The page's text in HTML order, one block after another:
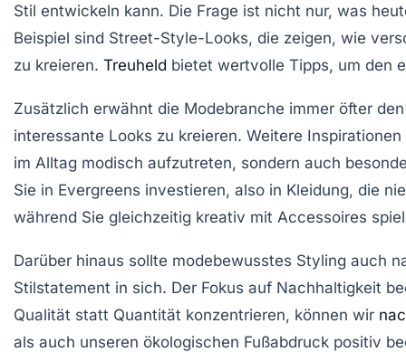
Stil entwickeln kann. Die Frage ist nicht nur, was
Beispiel sind Street-Style-Looks, die zeigen, wie
zu kreieren. Treuheld bietet wertvolle Tipps, um den
Zusätzlich erwähnt die Modebranche immer öfter
interessante Looks zu kreieren. Weitere
im Alltag modisch aufzutreten, sondern auch
Sie in Evergreens investieren, also in Kleidung, die
während Sie gleichzeitig kreativ mit Accessoires
Darüber hinaus sollte modebewusstes Styling auch
Stilstatement in sich. Der Fokus auf Nachhaltigkeit
Qualität statt Quantität konzentrieren, können wir
als auch unseren ökologischen Fußabdruck positiv